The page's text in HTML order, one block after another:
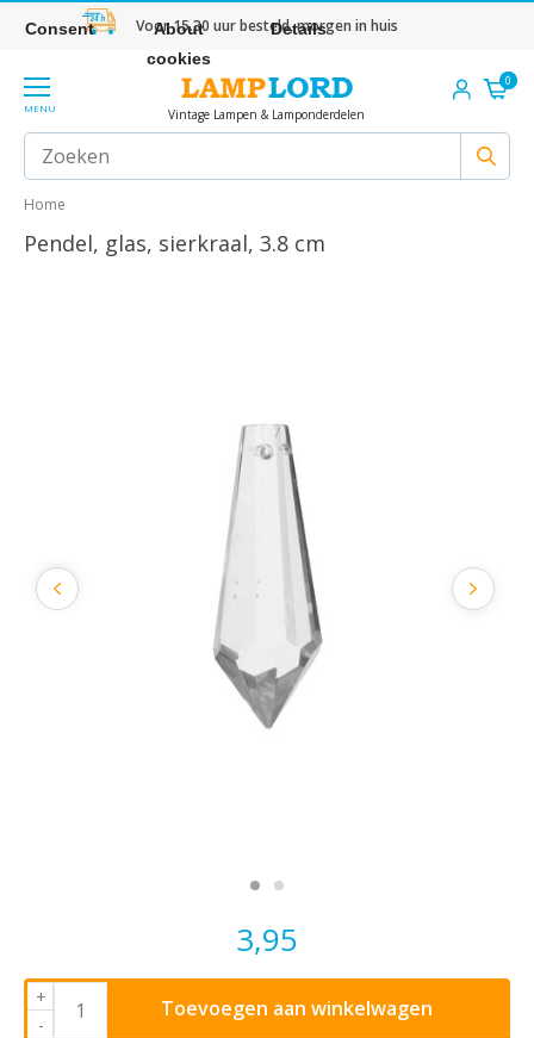
Voor 15.30 uur besteld, morgen in huis
MENU Vintage Lampen & Lamponderdelen
0
Home
Pendel, glas, sierkraal, 3.8 cm
3,95
+
-
Toevoegen aan winkelwagen
Consent
About
cookies
Details